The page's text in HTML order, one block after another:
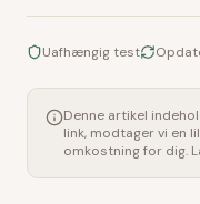
Uafhængig test
Denne artikel
link, modtager vi en
omkostning for dig.